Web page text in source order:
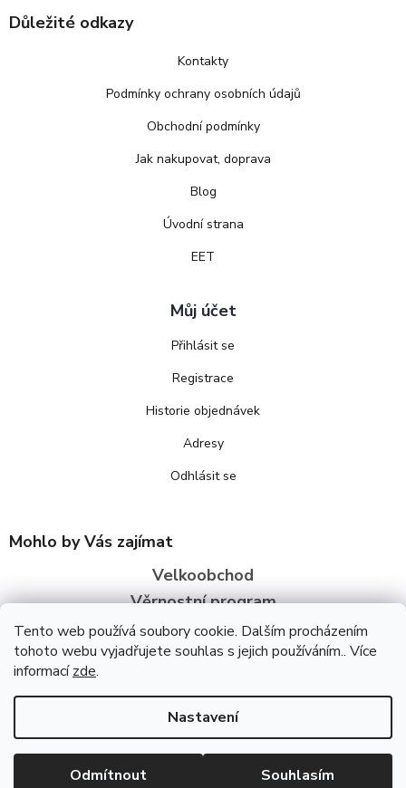
Tento web používá soubory cookie. Dalším procházením
tohoto webu vyjadřujete souhlas s jejich používáním.. Více
informacízde.
Nastavení
Odmítnout Souhlasím
Důležité odkazy
Kontakty
Podmínky ochrany osobních údajů
Obchodní podmínky
Jak nakupovat, doprava
Blog
Úvodní strana
EET
Můj účet
Přihlásit se
Registrace
Historie objednávek
Adresy
Odhlásit se
Mohlo by Vás zajímat
Velkoobchod
Věrnostní program
O nás
Vytvořil Shoptet
Copyright 2026